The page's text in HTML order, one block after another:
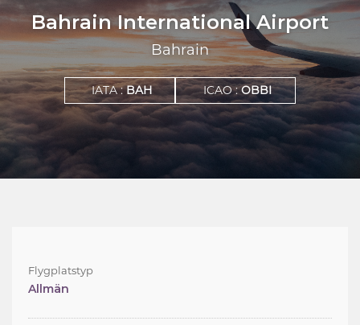
Bahrain International Airport
Bahrain
IATA :BAH ICAO :OBBI
Flygplatstyp
Allmän